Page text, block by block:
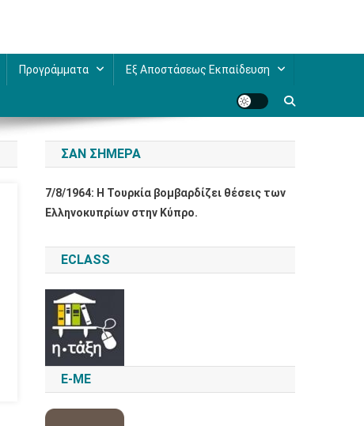
Προγράμματα Εξ Αποστάσεως Εκπαίδευση
ΣΑΝ ΣΉΜΕΡΑ
7/8/1964: Η Τουρκία βομβαρδίζει θέσεις των
Ελληνοκυπρίων στην Κύπρο.
ECLASS
E-ME